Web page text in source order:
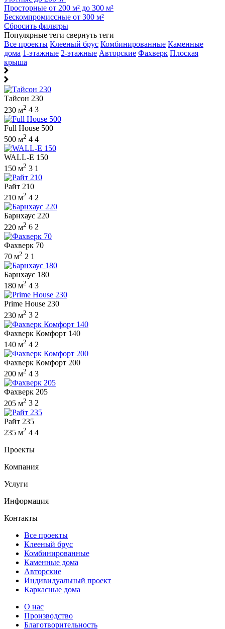
Просторные от 200 м² до 300 м²
Бескомпромиссные от 300 м²
Сбросить фильтры
Популярные теги свернуть теги
Все проекты Клееный брус Комбинированные Каменные
дома 1-этажные 2-этажные Авторские Фахверк Плоская
крыша
Тайсон 230
230 м2 4 3
Full House 500
500 м2 4 4
WALL-E 150
150 м2 3 1
Райт 210
210 м2 4 2
Барнхаус 220
220 м2 6 2
Фахверк 70
70 м2 2 1
Барнхаус 180
180 м2 4 3
Prime House 230
230 м2 3 2
Фахверк Комфорт 140
140 м2 4 2
Фахверк Комфорт 200
200 м2 4 3
Фахверк 205
205 м2 3 2
Райт 235
235 м2 4 4
Проекты
Компания
Услуги
Информация
Контакты
Все проекты
Клееный брус
Комбинированные
Каменные дома
Авторские
Индивидуальный проект
Каркасные дома
О нас
Производство
Благотворительность